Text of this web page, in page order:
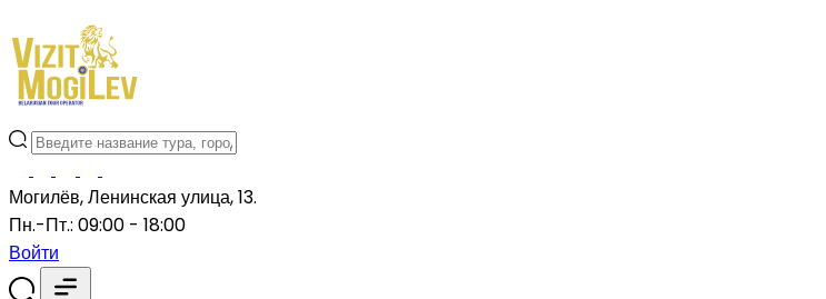
Могилёв, Ленинская улица, 13.
Пн.-Пт.: 09:00 - 18:00
Войти